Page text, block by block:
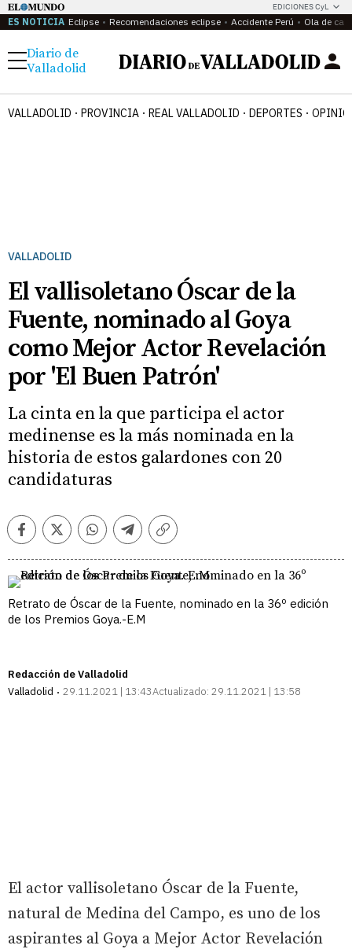
EDICIONES CyL
ES NOTICIA Eclipse Recomendaciones eclipse Accidente Perú Ola de
Menú
Diario de
Valladolid
VALLADOLID PROVINCIA REAL VALLADOLID DEPORTES
VALLADOLID
El vallisoletano Óscar de la
Fuente, nominado al Goya
como Mejor Actor Revelación
por 'El Buen Patrón'
La cinta en la que participa el actor
medinense es la más nominada en la
historia de estos galardones con 20
candidaturas
FacebookTwitterWhatsappTelegramCopiar
Retrato de Óscar de la Fuente, nominado en la 36º edición
de los Premios Goya.-E.M
Redacción de Valladolid
Valladolid
29.11.2021 | 13:43Actualizado: 29.11.2021 | 13:58
El actor vallisoletano Óscar de la Fuente,
natural de Medina del Campo, es uno de los
aspirantes al Goya a Mejor Actor Revelación